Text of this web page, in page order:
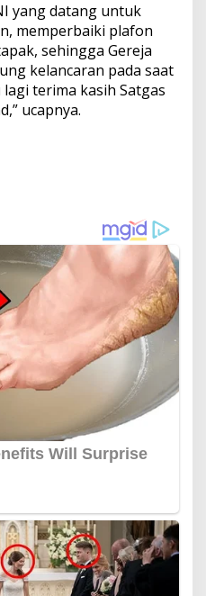
yang datang untuk
memperbaiki plafon
sehingga Gereja
kelancaran pada saat
terima kasih Satgas
ucapnya.